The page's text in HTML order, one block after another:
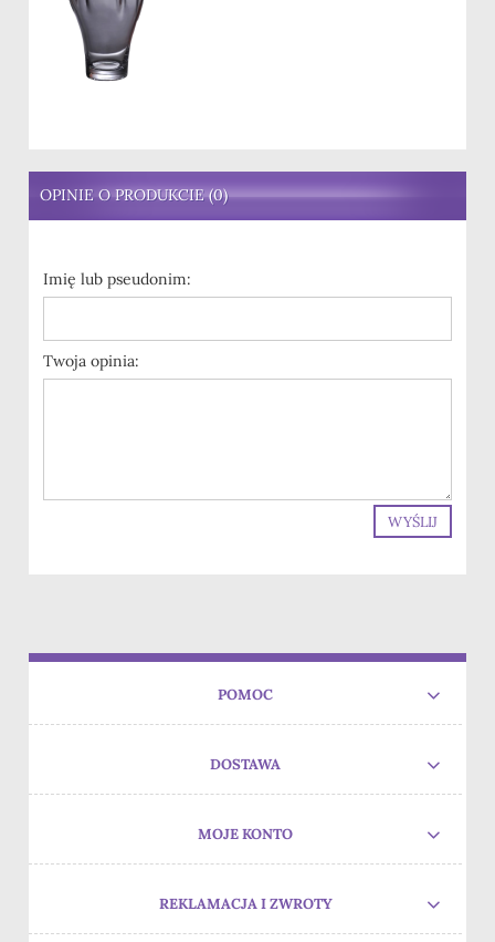
OPINIE O PRODUKCIE (0)
Imię lub pseudonim:
Twoja opinia:
WYŚLIJ
POMOC
DOSTAWA
MOJE KONTO
REKLAMACJA I ZWROTY